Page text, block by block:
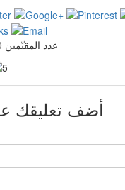
عدد المقيّمين 0 وإجمالي التقييمات 0
أضف تعليقك